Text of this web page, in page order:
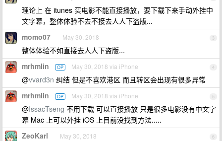
理论上 在 itunes 买电影不能直接播放，要下载下来手动外挂中
文字幕，整体体验不去不接去人人下盗版...
3
momo07 May 30, 2018
整体体验不如直接去人人下盗版...
4
mrhmlin OP May 30, 2018 via iPhone
@vvard3n 纠结 但是不喜欢港区 而且转区会出现有很多异常
5
mrhmlin OP May 30, 2018 via iPhone
@IssacTseng 不用下载 可以直接播放 只是很多电影没有中文字
幕 Mac 上可以外挂 iOS 上目前没找到方法.....
6
ZeoKarl May 30, 2018